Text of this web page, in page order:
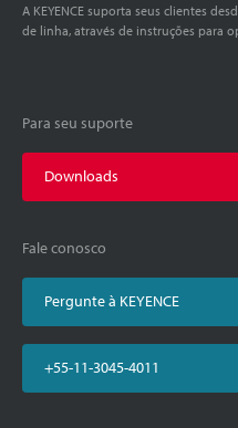
A KEYENCE suporta seus clientes
de linha, através de instruções para
Para seu suporte
Downloads
Fale conosco
Pergunte à KEYENCE
+55-11-3045-4011